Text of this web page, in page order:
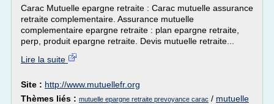
Carac Mutuelle epargne retraite : Carac mutuelle assurance
retraite complementaire. Assurance mutuelle
complementaire epargne retraite : plan epargne retraite,
perp, produit epargne retraite. Devis mutuelle retraite...
Lire la suite
Site : http://www.mutuellefr.org
Thèmes liés : mutuelle epargne retraite prevoyance carac / mutuelle